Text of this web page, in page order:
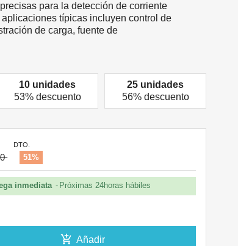
para la detección de corriente
típicas incluyen control de
de carga, fuente de
10 unidades
53% descuento
25 unidades
56% descuento
DTO.
51%
inmediata Próximas 24horas hábiles
add_shopping_cart Añadir